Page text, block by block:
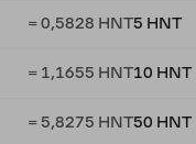
= 0,5828 HNT
= 1,1655 HNT
= 5,8275 HNT
5 HNT
10 HNT
50 HNT